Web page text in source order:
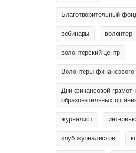
Благотворительный
вебинары волонтер
волонтерский центр
Волонтеры
Дни финансовой
образовательных
журналист интервью
клуб журналистов